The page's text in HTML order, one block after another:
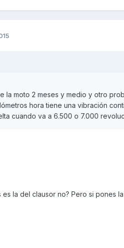
la moto 2 meses y medio y otro
hora tiene una vibración
cuando va a 6.500 o 7.000
la del clausor no? Pero si pones